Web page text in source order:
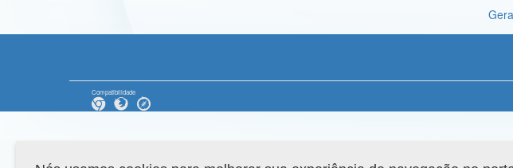
Compatibilidade